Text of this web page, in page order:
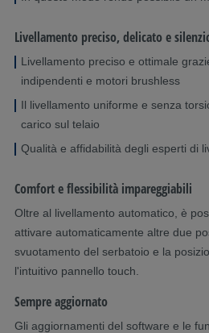
Livellamento preciso, delicato e
Livellamento preciso e ottimale
indipendenti e motori brushless
Il livellamento uniforme e senza
carico sul telaio
Qualità e affidabilità degli esperti di
Comfort e flessibilità impareggiabili
Oltre al livellamento automatico, è
attivare automaticamente altre due
svuotamento del serbatoio e la
l'intuitivo pannello touch.
Sempre aggiornato
Gli aggiornamenti del software e le